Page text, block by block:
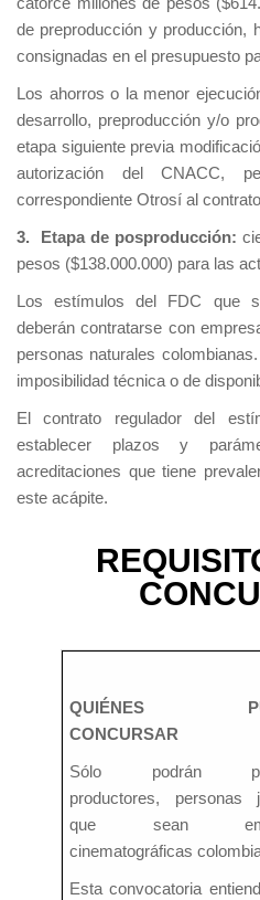
de preproducción y producción,
consignadas en el presupuesto
Los ahorros o la menor
desarrollo, preproducción y/o
etapa siguiente previa
autorización del CNACC,
correspondiente Otrosí al
3. Etapa de posproducción:
pesos ($138.000.000) para las
Los estímulos del FDC que
deberán contratarse con
personas naturales
imposibilidad técnica o de
El contrato regulador del
establecer plazos y
acreditaciones que tiene
este acápite.
QUIÉNES
CONCURSAR
Sólo podrán
productores, personas
que sean
cinematográficas
Esta convocatoria